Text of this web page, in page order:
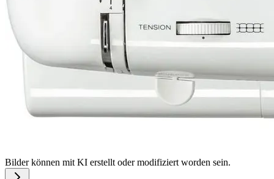
Bilder können mit KI erstellt oder modifiziert worden sein.